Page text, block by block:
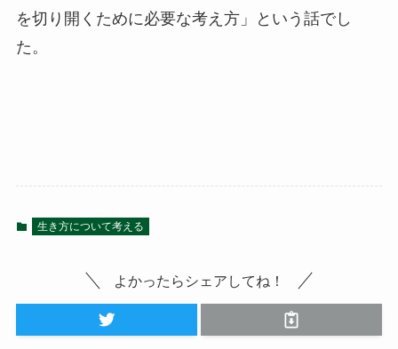
を切り開くために必要な考え方」という話でし
た。
生き方について考える
よかったらシェアしてね！